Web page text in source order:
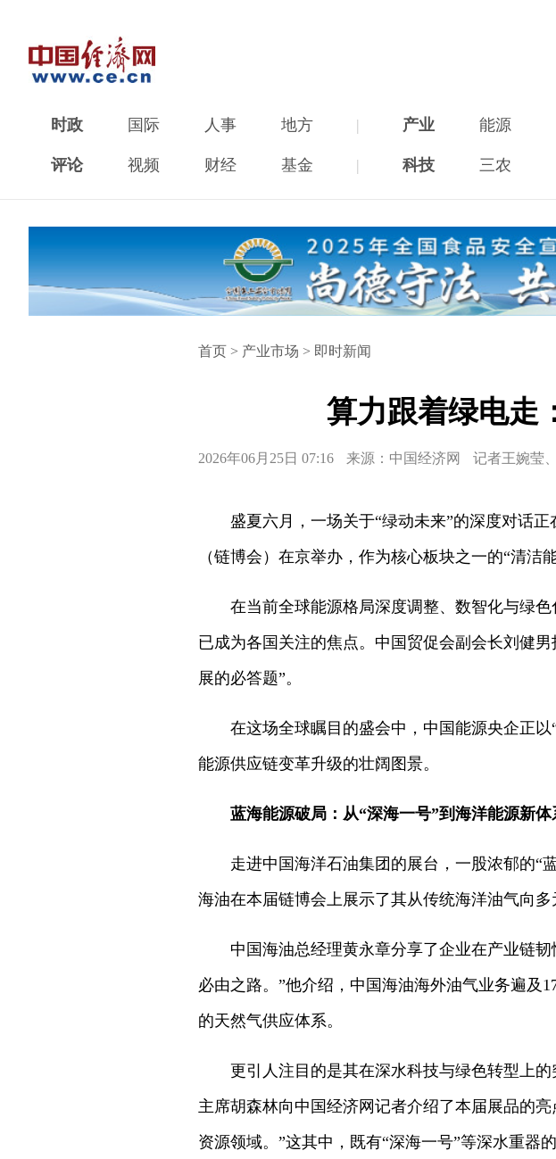
时政 国际 人事 地方 | 产业 能源
评论 视频 财经 基金 | 科技 三农
首页 > 产业市场 > 即时新闻
算力跟着绿电走
2026年06月25日 07:16 来源：中国经济网 记者王婉莹
盛夏六月，一场关于“绿动未来”的深度对话
（链博会）在京举办，作为核心板块之一的“清洁
在当前全球能源格局深度调整、数智化与绿
已成为各国关注的焦点。中国贸促会副会长刘健
展的必答题”。
在这场全球瞩目的盛会中，中国能源央企正
能源供应链变革升级的壮阔图景。
蓝海能源破局：从“深海一号”到海洋能源新体
走进中国海洋石油集团的展台，一股浓郁的“
海油在本届链博会上展示了其从传统海洋油气向多
中国海油总经理黄永章分享了企业在产业链
必由之路。”他介绍，中国海油海外油气业务遍及
的天然气供应体系。
更引人注目的是其在深水科技与绿色转型上
主席胡森林向中国经济网记者介绍了本届展品的
资源领域。”这其中，既有“深海一号”等深水重器